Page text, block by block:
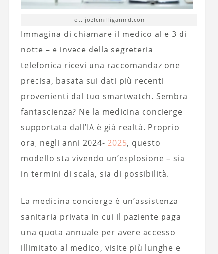
fot. joelcmilliganmd.com
Immagina di chiamare il medico alle 3 di
notte – e invece della segreteria
telefonica ricevi una raccomandazione
precisa, basata sui dati più recenti
provenienti dal tuo smartwatch. Sembra
fantascienza? Nella medicina concierge
supportata dall’IA è già realtà. Proprio
ora, negli anni 2024- 2025, questo
modello sta vivendo un’esplosione – sia
in termini di scala, sia di possibilità.
La medicina concierge è un’assistenza
sanitaria privata in cui il paziente paga
una quota annuale per avere accesso
illimitato al medico, visite più lunghe e